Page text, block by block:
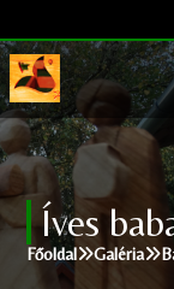
Főoldal
Galéria
Megvásárolható
Íves
Főoldal Galéria